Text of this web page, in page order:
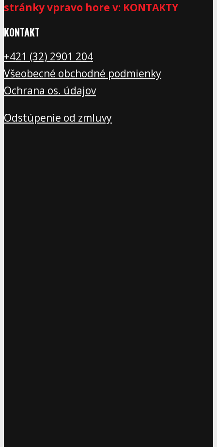
stránky vpravo hore v: KONTAKTY
KONTAKT
+421 (32) 2901 204
Všeobecné obchodné podmienky
Ochrana os. údajov
Odstúpenie od zmluvy